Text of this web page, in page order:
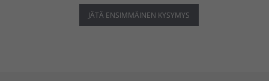
JÄTÄ ENSIMMÄINEN KYSYMYS